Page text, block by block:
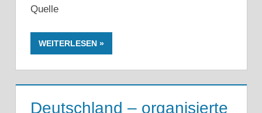
Quelle
WEITERLESEN
Deutschland – organisierte